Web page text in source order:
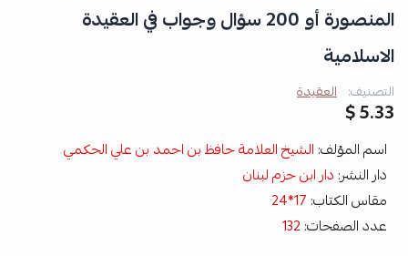
المنصورة أو 200 سؤال وجواب في العقيدة
الاسلامية
التصنيف: العقيدة
5.33 $
اسم المؤلف: الشيخ العلامة حافظ بن احمد بن علي الحكمي
دار النشر: دار ابن حزم لبنان
مقاس الكتاب: 17*24
عدد الصفحات: 132